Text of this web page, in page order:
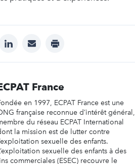
linkedinmail print
France
en 1997, ECPAT France est une
française reconnue d’intérêt général,
du réseau ECPAT International
la mission est de lutter contre
sexuelle des enfants.
sexuelle des enfants à des
commerciales (ESEC) recouvre le